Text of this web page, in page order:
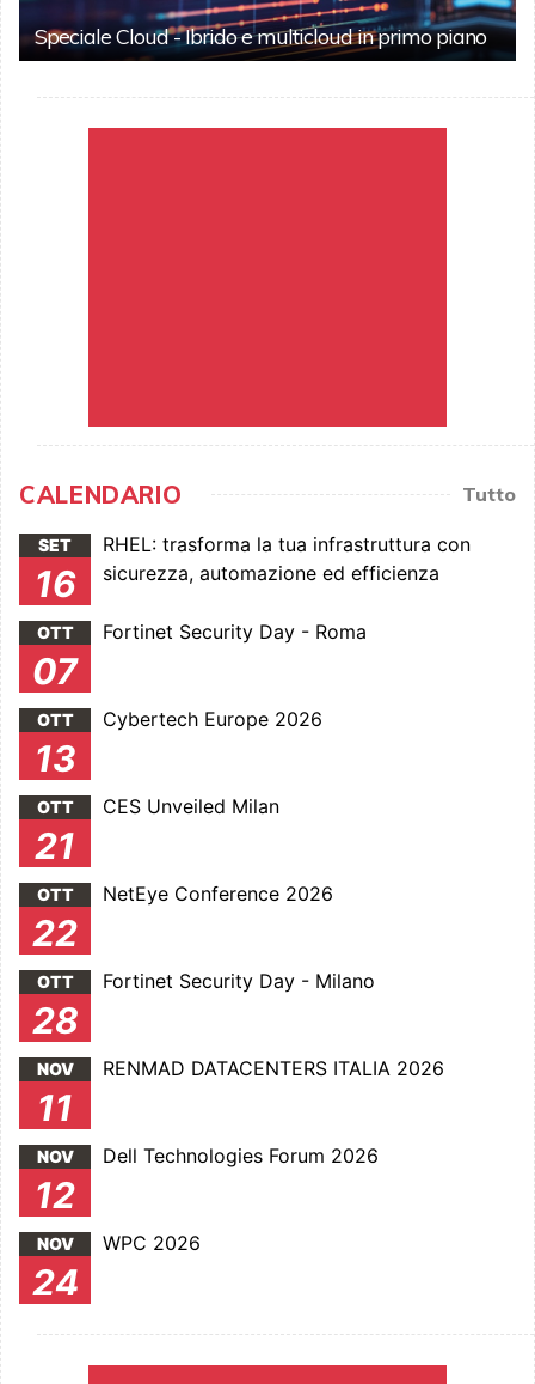
Speciale Cloud - Ibrido e multicloud in primo piano
CALENDARIO Tutto
SET
16
RHEL: trasforma la tua infrastruttura con
sicurezza, automazione ed efficienza
OTT
07
Fortinet Security Day - Roma
OTT
13
Cybertech Europe 2026
OTT
21
CES Unveiled Milan
OTT
22
NetEye Conference 2026
OTT
28
Fortinet Security Day - Milano
NOV
11
RENMAD DATACENTERS ITALIA 2026
NOV
12
Dell Technologies Forum 2026
NOV
24
WPC 2026